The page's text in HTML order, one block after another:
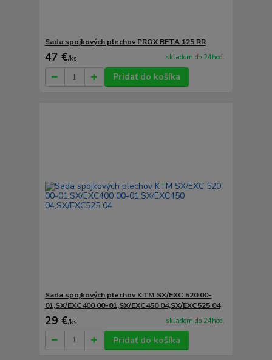
Sada spojkových plechov PROX BETA 125 RR
47 €/ks skladom do 24hod.
Pridať do košíka
Sada spojkových plechov KTM SX/EXC 520 00-
01,SX/EXC400 00-01,SX/EXC450 04,SX/EXC525 04
29 €/ks skladom do 24hod.
Pridať do košíka